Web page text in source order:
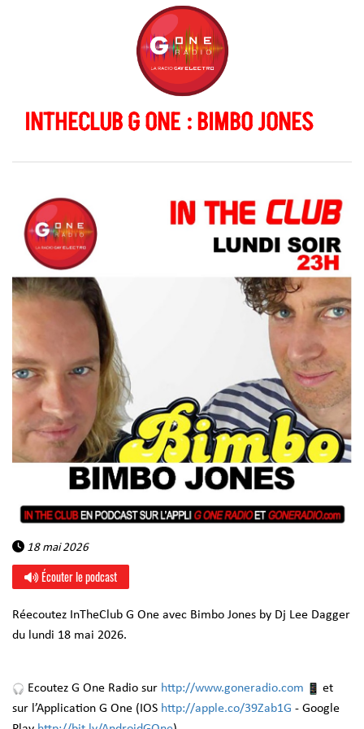
INTHECLUB G ONE : BIMBO JONES
18 mai 2026
Écouter le podcast
Réecoutez InTheClub G One avec Bimbo Jones by Dj Lee Dagger
du lundi 18 mai 2026.
Ecoutez G One Radio sur http://www.goneradio.com
et
sur l’Application G One (IOS http://apple.co/39Zab1G - Google